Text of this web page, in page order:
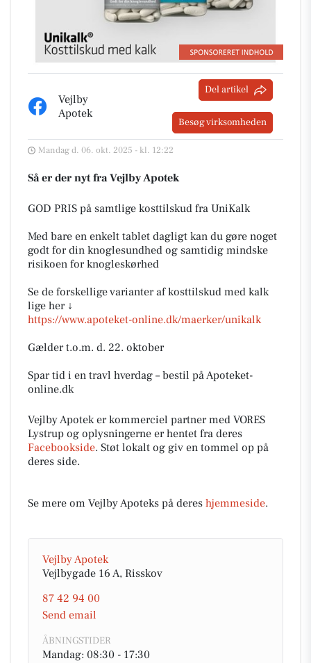
Vejlby
Apotek
Del artikel
Besøg virksomheden
Mandag d. 06. okt. 2025 - kl. 12:22
Så er der nyt fra Vejlby Apotek
GOD PRIS på samtlige kosttilskud fra UniKalk
Med bare en enkelt tablet dagligt kan du gøre noget
godt for din knoglesundhed og samtidig mindske
risikoen for knogleskørhed
Se de forskellige varianter af kosttilskud med kalk
lige her ↓
https://www.apoteket-online.dk/maerker/unikalk
Gælder t.o.m. d. 22. oktober
Spar tid i en travl hverdag – bestil på Apoteket-
online.dk
Vejlby Apotek er kommerciel partner med VORES
Lystrup og oplysningerne er hentet fra deres
Facebookside. Støt lokalt og giv en tommel op på
deres side.
Se mere om Vejlby Apoteks på deres hjemmeside.
Vejlby Apotek
Vejlbygade 16 A, Risskov
87 42 94 00
Send email
ÅBNINGSTIDER
Mandag: 08:30 - 17:30